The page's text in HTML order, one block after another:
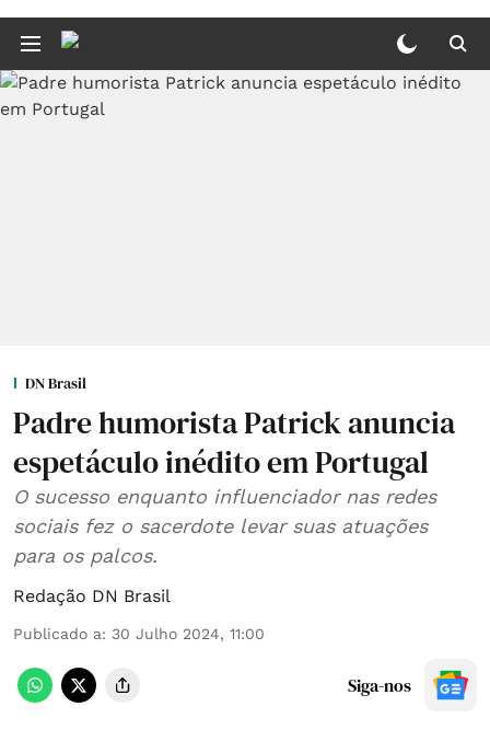
DN Brasil
Padre humorista Patrick anuncia
espetáculo inédito em Portugal
O sucesso enquanto influenciador nas redes
sociais fez o sacerdote levar suas atuações
para os palcos.
Redação DN Brasil
Publicado a: 30 Julho 2024, 11:00
Siga-nos